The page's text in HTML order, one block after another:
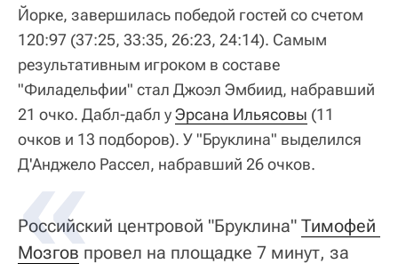
Йорке, завершилась победой гостей со счетом
120:97 (37:25, 33:35, 26:23, 24:14). Самым
результативным игроком в составе
"Филадельфии" стал Джоэл Эмбиид, набравший
21 очко. Дабл-дабл уЭрсана Ильясовы (11
очков и 13 подборов). У "Бруклина" выделился
Д'Анджело Рассел, набравший 26 очков.
Российский центровой "Бруклина" Тимофей
Мозгов провел на площадке 7 минут, за